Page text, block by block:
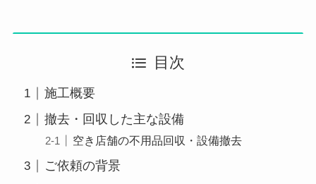
目次
施工概要
撤去・回収した主な設備
空き店舗の不用品回収・設備撤去
ご依頼の背景